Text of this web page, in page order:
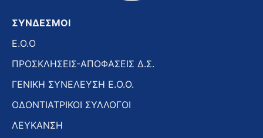
ΣΥΝΔΕΣΜΟΙ
E.O.O
ΠΡΟΣΚΛΗΣΕΙΣ-ΑΠΟΦΑΣΕΙΣ Δ.Σ.
ΓΕΝΙΚΗ ΣΥΝΕΛΕΥΣΗ Ε.Ο.Ο.
ΟΔΟΝΤΙΑΤΡΙΚΟΙ ΣΥΛΛΟΓΟΙ
ΛΕΥΚΑΝΣΗ